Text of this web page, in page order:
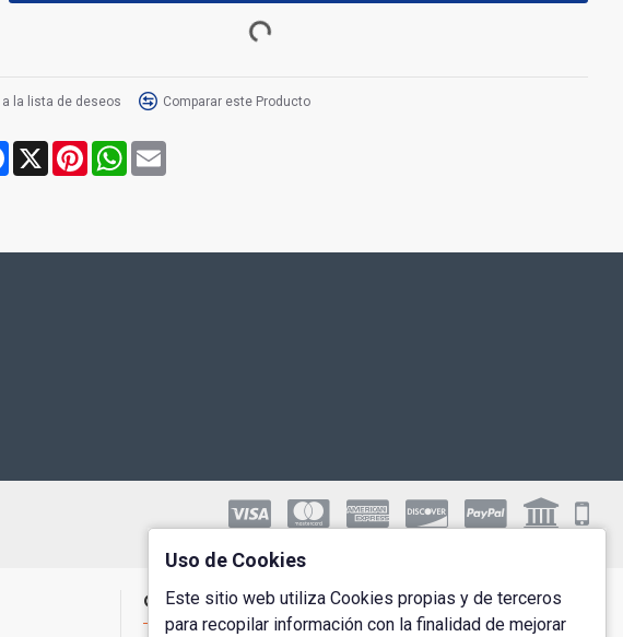
a la lista de deseos Comparar este Producto
Facebook
X PinterestWhatsApp
Cuenta de Usuario
Uso de Cookies
Este sitio web utiliza Cookies propias y de terceros
para recopilar información con la finalidad de mejorar